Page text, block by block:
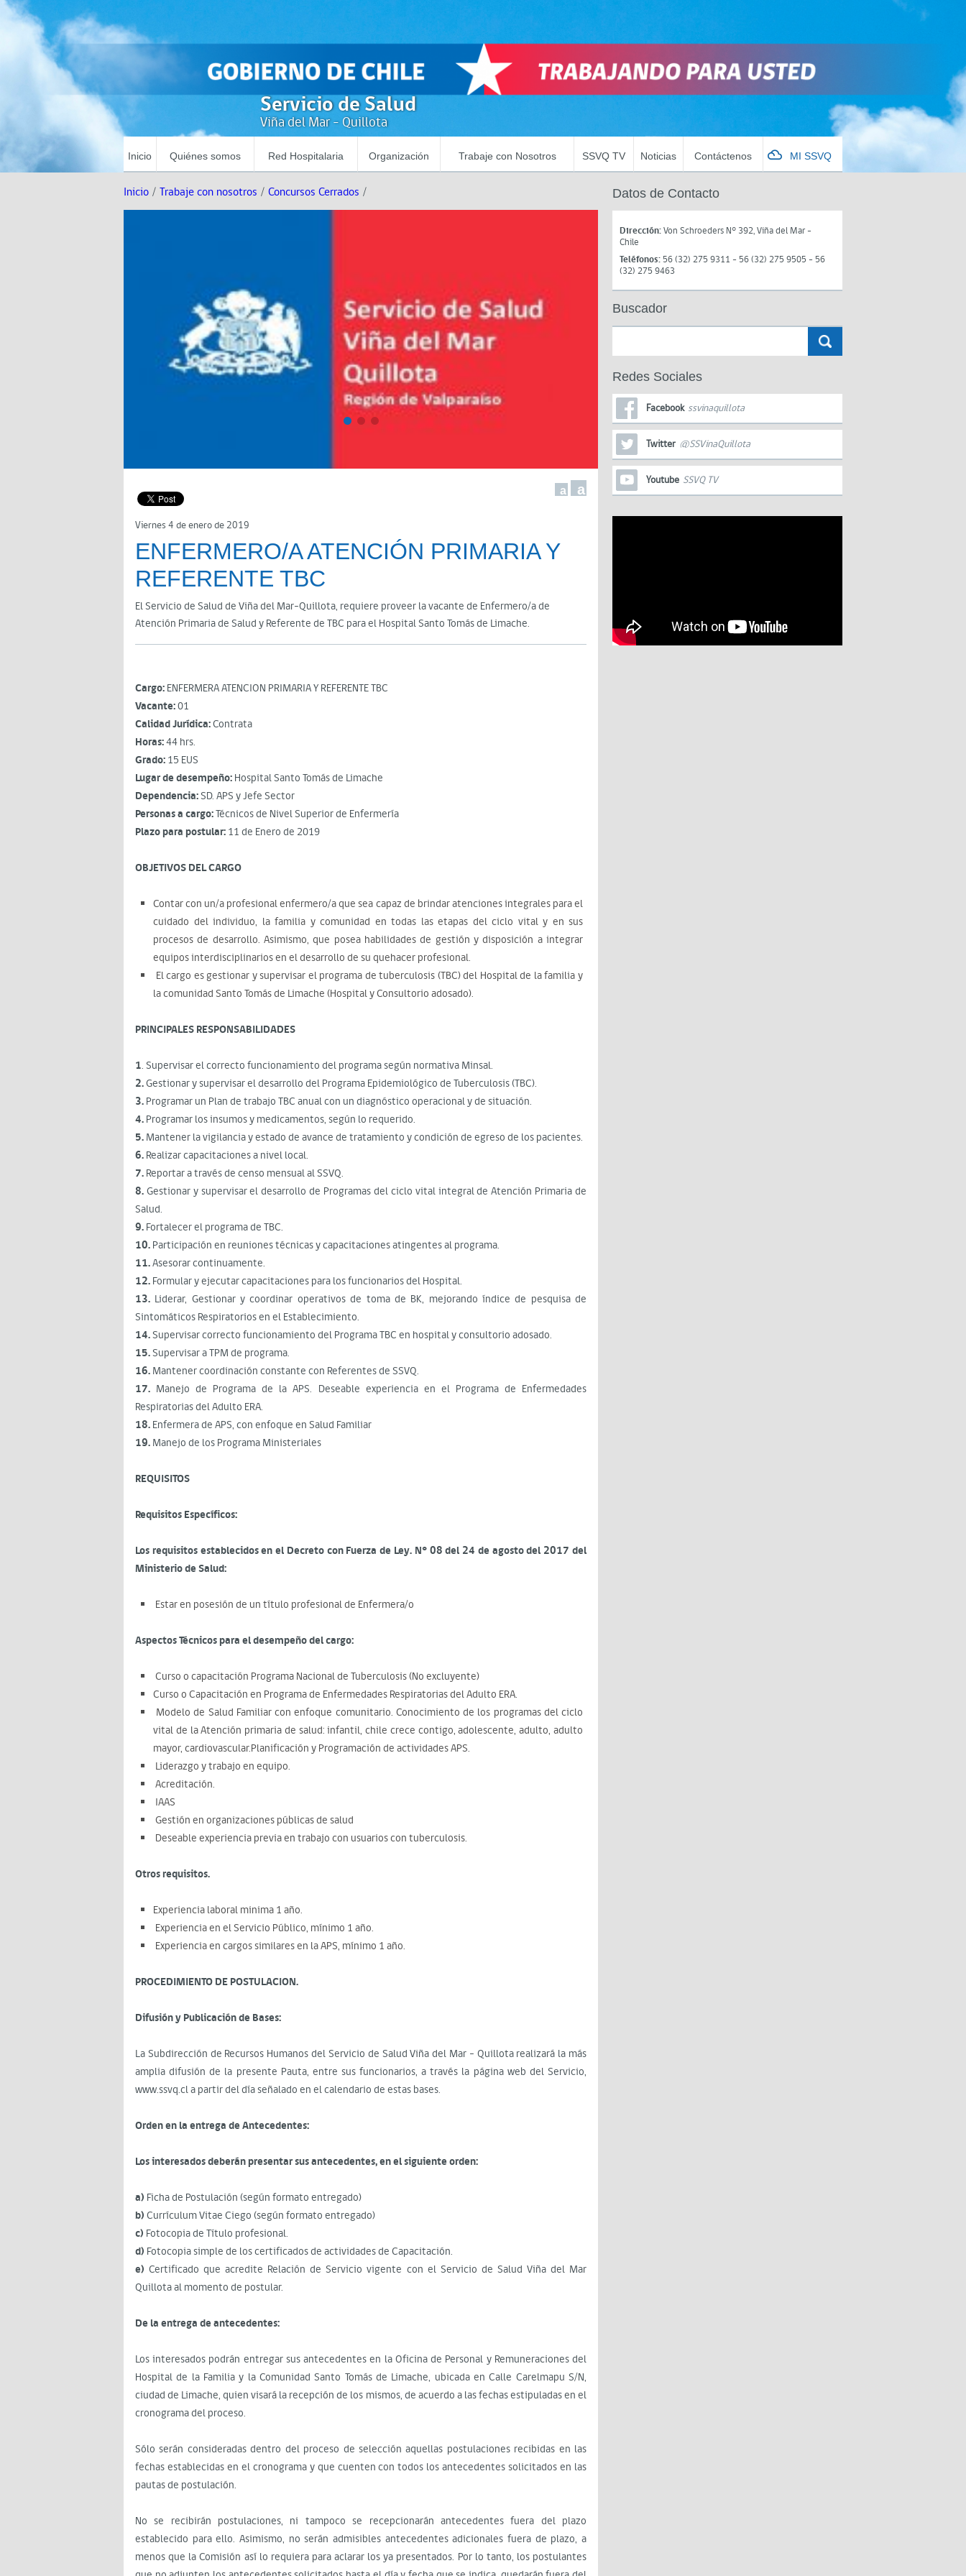
Servicio de Salud
Viña del Mar - Quillota
Inicio Quiénes somos Red Hospitalaria Organización Trabaje con Nosotros SSVQ TV Noticias Contáctenos MI SSVQ
Inicio / Trabaje con nosotros / Concursos Cerrados /
a a
Viernes 4 de enero de 2019
ENFERMERO/A ATENCIÓN PRIMARIA Y
REFERENTE TBC
El Servicio de Salud de Viña del Mar-Quillota, requiere proveer la vacante de Enfermero/a de
Atención Primaria de Salud y Referente de TBC para el Hospital Santo Tomás de Limache.
Cargo:ENFERMERA ATENCION PRIMARIA Y REFERENTE TBC
Vacante:01
Calidad Jurídica:Contrata
Horas:44 hrs.
Grado:15 EUS
Lugar de desempeño:Hospital Santo Tomás de Limache
Dependencia:SD. APS y Jefe Sector
Personas a cargo:Técnicos de Nivel Superior de Enfermería
Plazo para postular:11 de Enero de 2019
OBJETIVOS DEL CARGO
Contar con un/a profesional enfermero/a que sea capaz de brindar atenciones integrales para el
cuidado del individuo, la familia y comunidad en todas las etapas del ciclo vital y en sus
procesos de desarrollo. Asimismo, que posea habilidades de gestión y disposición a integrar
equipos interdisciplinarios en el desarrollo de su quehacer profesional.
El cargo es gestionar y supervisar el programa de tuberculosis (TBC) del Hospital de la familia y
la comunidad Santo Tomás de Limache (Hospital y Consultorio adosado).
PRINCIPALES RESPONSABILIDADES
1. Supervisar el correcto funcionamiento del programa según normativa Minsal.
2.Gestionar y supervisar el desarrollo del Programa Epidemiológico de Tuberculosis (TBC).
3.Programar un Plan de trabajo TBC anual con un diagnóstico operacional y de situación.
4.Programar los insumos y medicamentos, según lo requerido.
5.Mantener la vigilancia y estado de avance de tratamiento y condición de egreso de los pacientes.
6.Realizar capacitaciones a nivel local.
7.Reportar a través de censo mensual al SSVQ.
8.Gestionar y supervisar el desarrollo de Programas del ciclo vital integral de Atención Primaria de
Salud.
9.Fortalecer el programa de TBC.
10.Participación en reuniones técnicas y capacitaciones atingentes al programa.
11.Asesorar continuamente.
12.Formular y ejecutar capacitaciones para los funcionarios del Hospital.
13. Liderar, Gestionar y coordinar operativos de toma de BK, mejorando índice de pesquisa de
Sintomáticos Respiratorios en el Establecimiento.
14.Supervisar correcto funcionamiento del Programa TBC en hospital y consultorio adosado.
15.Supervisar a TPM de programa.
16.Mantener coordinación constante con Referentes de SSVQ.
17. Manejo de Programa de la APS. Deseable experiencia en el Programa de Enfermedades
Respiratorias del Adulto ERA.
18.Enfermera de APS, con enfoque en Salud Familiar
19.Manejo de los Programa Ministeriales
REQUISITOS
Requisitos Específicos:
Los requisitos establecidos en el Decreto con Fuerza de Ley. N° 08 del 24 de agosto del 2017 del
Ministerio de Salud:
Estar en posesión de un título profesional de Enfermera/o
Aspectos Técnicos para el desempeño del cargo:
Curso o capacitación Programa Nacional de Tuberculosis (No excluyente)
Curso o Capacitación en Programa de Enfermedades Respiratorias del Adulto ERA.
Modelo de Salud Familiar con enfoque comunitario. Conocimiento de los programas del ciclo
vital de la Atención primaria de salud: infantil, chile crece contigo, adolescente, adulto, adulto
mayor, cardiovascular.Planificación y Programación de actividades APS.
Liderazgo y trabajo en equipo.
Acreditación.
IAAS
Gestión en organizaciones públicas de salud
Deseable experiencia previa en trabajo con usuarios con tuberculosis.
Otros requisitos.
Experiencia laboral minima 1 año.
Experiencia en el Servicio Público, mínimo 1 año.
Experiencia en cargos similares en la APS, mínimo 1 año.
PROCEDIMIENTO DE POSTULACION.
Difusión y Publicación de Bases:
La Subdirección de Recursos Humanos del Servicio de Salud Viña del Mar - Quillota realizará la más
amplia difusión de la presente Pauta, entre sus funcionarios, a través la página web del Servicio,
www.ssvq.cl a partir del día señalado en el calendario de estas bases.
Orden en la entrega de Antecedentes:
Los interesados deberán presentar sus antecedentes, en el siguiente orden:
a) Ficha de Postulación (según formato entregado)
b)Currículum Vitae Ciego (según formato entregado)
c) Fotocopia de Título profesional.
d) Fotocopia simple de los certificados de actividades de Capacitación.
e) Certificado que acredite Relación de Servicio vigente con el Servicio de Salud Viña del Mar
Quillota al momento de postular.
De la entrega de antecedentes:
Los interesados podrán entregar sus antecedentes en la Oficina de Personal y Remuneraciones del
Hospital de la Familia y la Comunidad Santo Tomás de Limache, ubicada en Calle Carelmapu S/N,
ciudad de Limache, quien visará la recepción de los mismos, de acuerdo a las fechas estipuladas en el
cronograma del proceso.
Sólo serán consideradas dentro del proceso de selección aquellas postulaciones recibidas en las
fechas establecidas en el cronograma y que cuenten con todos los antecedentes solicitados en las
pautas de postulación.
No se recibirán postulaciones, ni tampoco se recepcionarán antecedentes fuera del plazo
establecido para ello. Asimismo, no serán admisibles antecedentes adicionales fuera de plazo, a
menos que la Comisión así lo requiera para aclarar los ya presentados. Por lo tanto, los postulantes
Datos de Contacto
Dirección:Von Schroeders N° 392, Viña del Mar -
Chile
Teléfonos: 56 (32) 275 9311 - 56 (32) 275 9505 - 56
(32) 275 9463
Buscador
Redes Sociales
Facebook ssvinaquillota
Twitter @SSVinaQuillota
Youtube SSVQ TV